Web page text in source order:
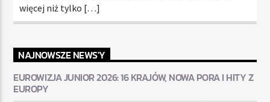
więcej niż tylko […]
NAJNOWSZE NEWS'Y
EUROWIZJA JUNIOR 2026: 16 KRAJÓW, NOWA PORA I HITY Z
EUROPY